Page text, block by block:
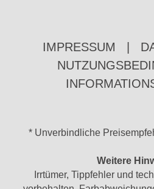
IMPRESSUM
* Unverbindliche
Weitere
Irrtümer, Tippfehler und